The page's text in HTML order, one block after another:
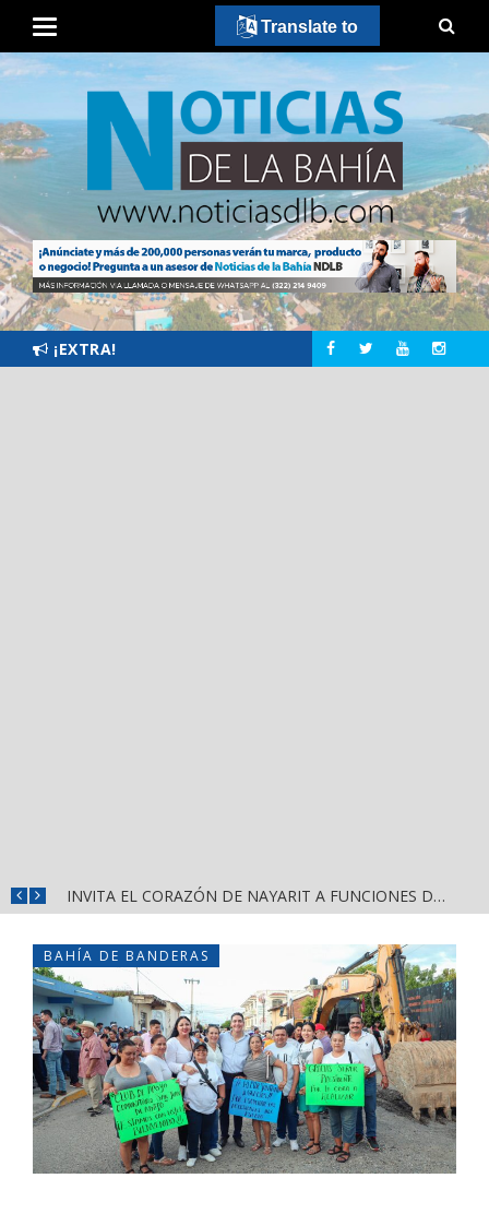
¡EXTRA!
JUAN CARLOS CASTRO ALMAGUER FAVORITO PARA REPRESENTAR A MORENA EN PUERTO VALLARTA
BAHÍA DE BANDERAS
Translate to